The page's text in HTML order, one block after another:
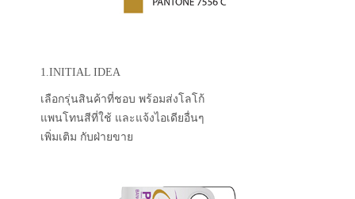
1.INITIAL IDEA
เลือกรุ่นสินค้าที่ชอบ พร้อมส่งโลโก้
แพนโทนสีที่ใช้ และแจ้งไอเดียอื่นๆ
เพิ่มเติม กับฝ่ายขาย